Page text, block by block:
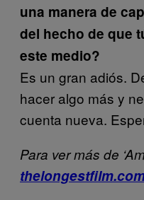
una manera de
del hecho de que
este medio?
Es un gran adiós.
hacer algo más y
cuenta nueva.
Para ver más de